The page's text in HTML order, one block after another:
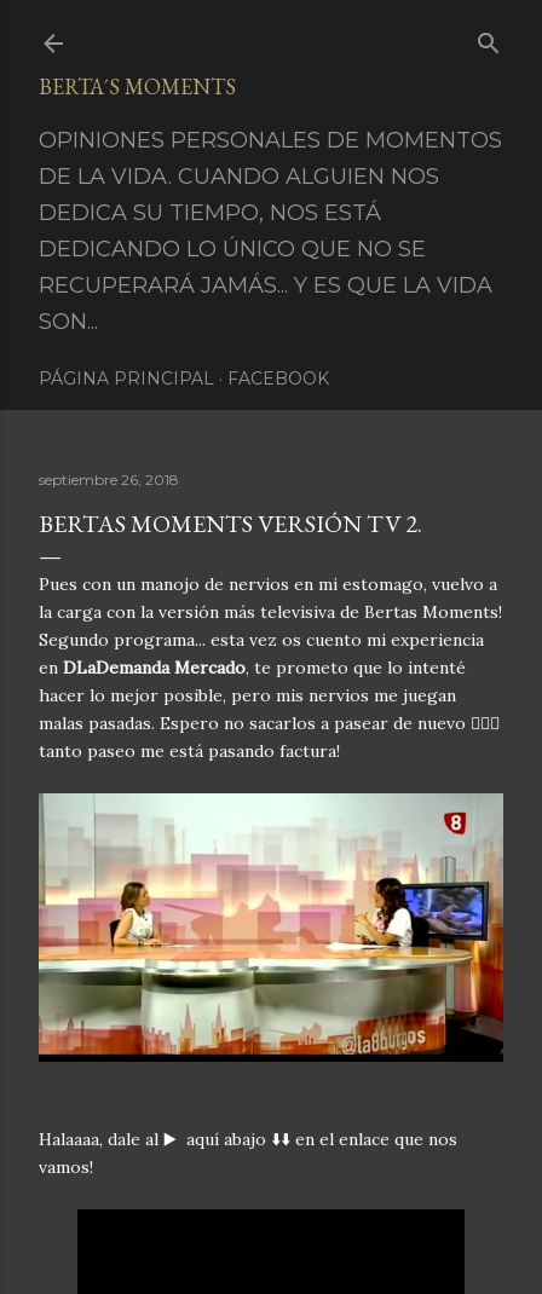
BERTA´S MOMENTS
OPINIONES PERSONALES DE MOMENTOS
DE LA VIDA. CUANDO ALGUIEN NOS
DEDICA SU TIEMPO, NOS ESTÁ
DEDICANDO LO ÚNICO QUE NO SE
RECUPERARÁ JAMÁS... Y ES QUE LA VIDA
SON...
PÁGINA PRINCIPAL FACEBOOK
septiembre 26, 2018
BERTAS MOMENTS VERSIÓN TV 2.
Pues con un manojo de nervios en mi estomago, vuelvo a
la carga con la versión más televisiva de Bertas Moments!
Segundo programa... esta vez os cuento mi experiencia
en DLaDemanda Mercado, te prometo que lo intenté
hacer lo mejor posible, pero mis nervios me juegan
malas pasadas. Espero no sacarlos a pasear de nuevo 🤦🏼‍♀️
tanto paseo me está pasando factura!
Halaaaa, dale al ▶️ aquí abajo ⬇️⬇️ en el enlace que nos
vamos!